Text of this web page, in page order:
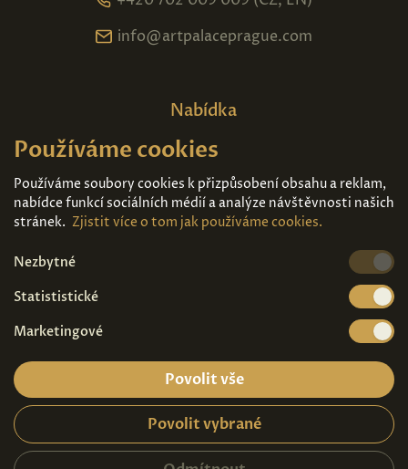
info@artpalaceprague.com
Nabídka
Domů
Expozice
Kontakt
Díla k prodeji
Vstupenky
2026© Copyright - Art Palace Prague s.r.o.
Ochrana osobních údajů|Návštěvní řád
Používáme cookies
Používáme soubory cookies k přizpůsobení obsahu a reklam,
nabídce funkcí sociálních médií a analýze návštěvnosti našich
stránek. Zjistit více o tom jak používáme cookies.
Nezbytné
Statististické
Marketingové
Povolit vše
Povolit vybrané